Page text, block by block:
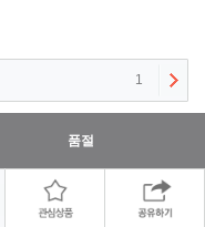
1
품절